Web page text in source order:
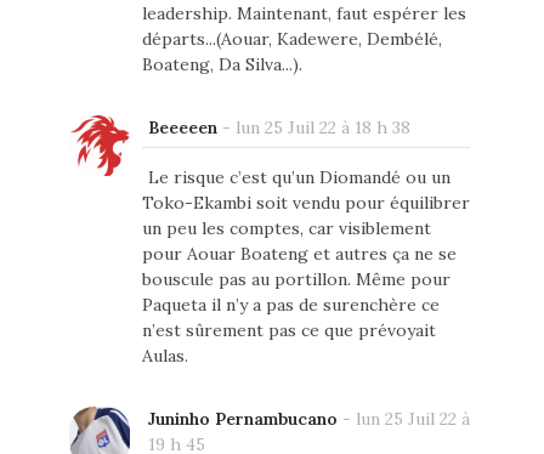
leadership. Maintenant, faut espérer les
départs...(Aouar, Kadewere, Dembélé,
Boateng, Da Silva...).
Beeeeen - lun 25 Juil 22 à 18 h 38
Le risque c’est qu’un Diomandé ou un
Toko-Ekambi soit vendu pour équilibrer
un peu les comptes, car visiblement
pour Aouar Boateng et autres ça ne se
bouscule pas au portillon. Même pour
Paqueta il n’y a pas de surenchère ce
n’est sûrement pas ce que prévoyait
Aulas.
Juninho Pernambucano - lun 25 Juil 22 à
19 h 45